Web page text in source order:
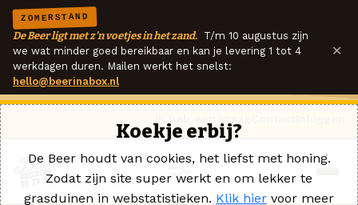
ZOMERSTAND
De Beer ligt met z'n voetjes in het zand. T/m 10 augustus zijn
we wat minder goed bereikbaar en kan je levering 1 tot 4
werkdagen duren. Mailen werkt het snelst:
hello@beerinabox.nl
×
Koekje erbij?
De Beer houdt van cookies, het liefst met honing.
Zodat zijn site super werkt en om lekker te
grasduinen in webstatistieken. Klik hier voor meer